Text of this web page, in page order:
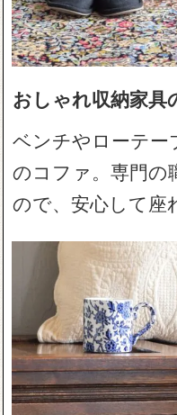
おしゃれ収納家具
ベンチやローテー
のコファ。専門の
ので、安心して座